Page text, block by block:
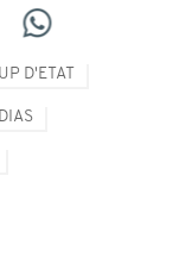
D'ETAT